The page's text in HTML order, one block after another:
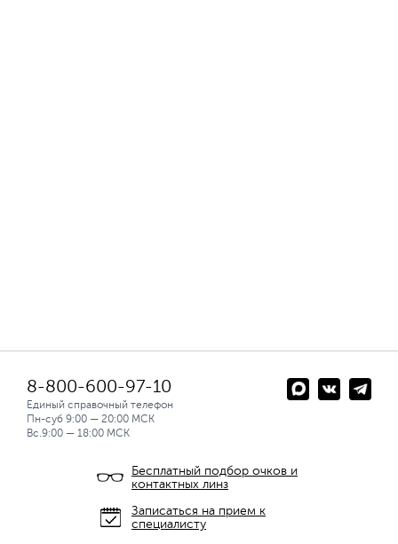
8-800-600-97-10
Единый справочный телефон
Пн-суб 9:00 — 20:00 МСК
Вс.9:00 — 18:00 МСК
Бесплатный подбор очков и
контактных линз
Записаться на прием к
специалисту